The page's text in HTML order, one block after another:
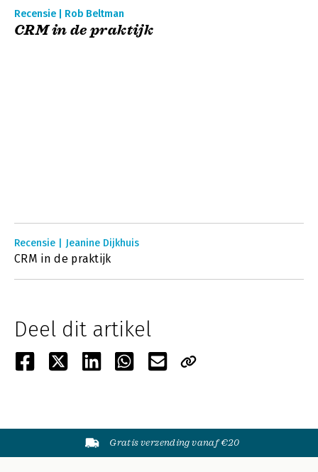
Recensie | Rob Beltman
CRM in de praktijk
Recensie | Jeanine Dijkhuis
CRM in de praktijk
Deel dit artikel
Gratis verzending vanaf €20